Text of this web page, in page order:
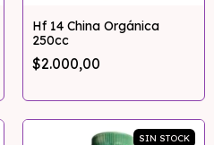
Hf 14 China Orgánica
250cc
$2.000,00
SIN STOCK